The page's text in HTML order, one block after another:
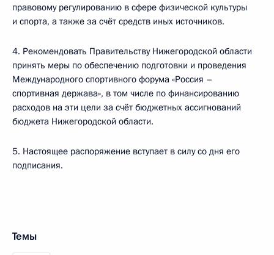
правовому регулированию в сфере физической культуры
и спорта, а также за счёт средств иных источников.
4. Рекомендовать Правительству Нижегородской области
принять меры по обеспечению подготовки и проведения
Международного спортивного форума «Россия –
спортивная держава», в том числе по финансированию
расходов на эти цели за счёт бюджетных ассигнований
бюджета Нижегородской области.
5. Настоящее распоряжение вступает в силу со дня его
подписания.
Темы